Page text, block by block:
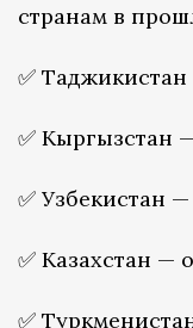
странам в
✅
✅ Кыргызстан
✅ Узбекистан
✅ Казахстан —
✅